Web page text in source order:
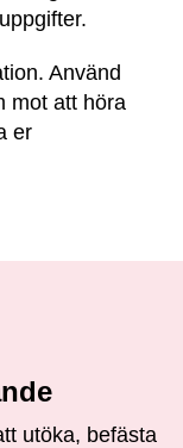
Använd
mot att höra
er
utöka, befästa